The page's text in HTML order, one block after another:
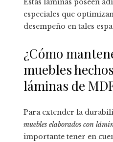
Estas láminas poseen
especiales que
desempeño en tales
¿Cómo
muebles
láminas de
Para extender la
muebles elaborados con
importante tener en